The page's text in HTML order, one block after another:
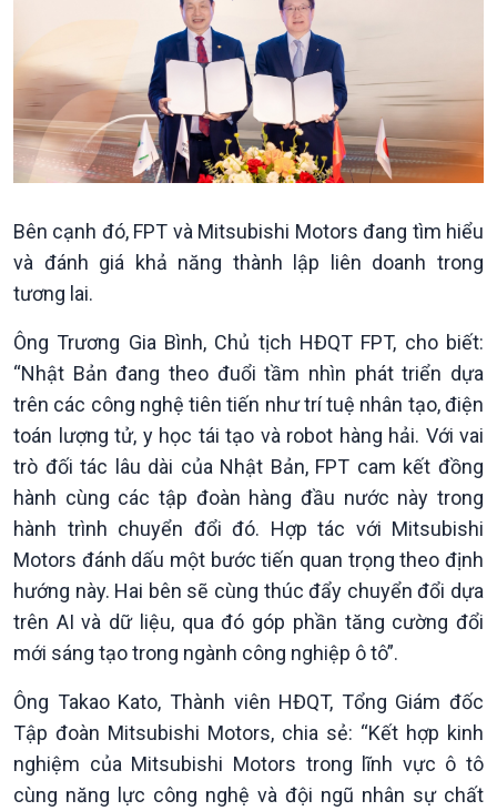
Kinh tế
Trước giờ mở cửa
Dòng chảy Kinh tế
Sức sống hàng Việt
Tuyên chiến với gian lận
thương mại
Nông nghiệp & Biển đảo
đảo
Mùa vàng
đảo
Tìm hiểu biển, đảo Việt
Nam
Xã hội
Tin Đời sống & Xã hội
360 độ Sức khỏe
Chuyển đổi Xanh
Tài nguyên và Môi trường
Chuyên gia của bạn
Khoa học & Công nghệ
Tin Khoa học & Công nghệ
Kết nối công nghệ
Sống chung với biến đổi
khí hậu
Bên cạnh đó, FPT và Mitsubishi Motors đang tìm hiểu
và đánh giá khả năng thành lập liên doanh trong
tương lai.
Ông Trương Gia Bình, Chủ tịch HĐQT FPT, cho biết:
“Nhật Bản đang theo đuổi tầm nhìn phát triển dựa
trên các công nghệ tiên tiến như trí tuệ nhân tạo, điện
toán lượng tử, y học tái tạo và robot hàng hải. Với vai
trò đối tác lâu dài của Nhật Bản, FPT cam kết đồng
hành cùng các tập đoàn hàng đầu nước này trong
hành trình chuyển đổi đó. Hợp tác với Mitsubishi
Motors đánh dấu một bước tiến quan trọng theo định
hướng này. Hai bên sẽ cùng thúc đẩy chuyển đổi dựa
trên AI và dữ liệu, qua đó góp phần tăng cường đổi
mới sáng tạo trong ngành công nghiệp ô tô”.
Ông Takao Kato, Thành viên HĐQT, Tổng Giám đốc
Tập đoàn Mitsubishi Motors, chia sẻ: “Kết hợp kinh
nghiệm của Mitsubishi Motors trong lĩnh vực ô tô
cùng năng lực công nghệ và đội ngũ nhân sự chất